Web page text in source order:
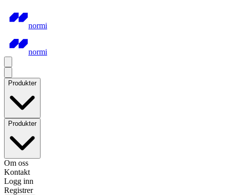
normi
normi
Produkter
Produkter
Om oss
Kontakt
Logg inn
Registrer